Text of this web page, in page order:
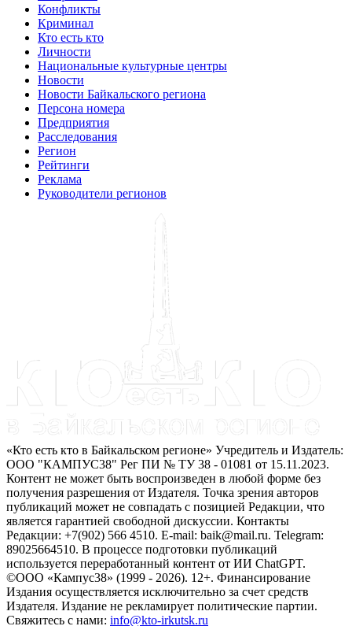
Конфликты
Криминал
Кто есть кто
Личности
Национальные культурные центры
Новости
Новости Байкальского региона
Персона номера
Предприятия
Расследования
Регион
Рейтинги
Реклама
Руководители регионов
«Кто есть кто в Байкальском регионе» Учредитель и Издатель:
ООО "КАМПУС38" Рег ПИ № ТУ 38 - 01081 от 15.11.2023.
Контент не может быть воспроизведен в любой форме без
получения разрешения от Издателя. Точка зрения авторов
публикаций может не совпадать с позицией Редакции, что
является гарантией свободной дискуссии. Контакты
Редакции: +7(902) 566 4510. E-mail: baik@mail.ru. Telegram:
89025664510. В процессе подготовки публикаций
используется переработанный контент от ИИ ChatGPT.
©ООО «Кампус38» (1999 - 2026). 12+. Финансирование
Издания осуществляется исключительно за счет средств
Издателя. Издание не рекламирует политические партии.
Свяжитесь с нами: info@kto-irkutsk.ru